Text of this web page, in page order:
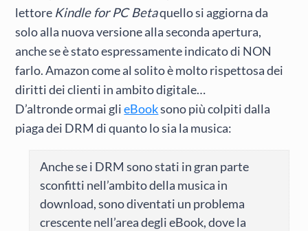
lettore Kindle for PC Betaquello si aggiorna da
solo alla nuova versione alla seconda apertura,
anche se è stato espressamente indicato di NON
farlo. Amazon come al solito è molto rispettosa dei
diritti dei clienti in ambito digitale…
D’altronde ormai glieBooksono più colpiti dalla
piaga dei DRM di quanto lo sia la musica:
Anche se i DRM sono stati in gran parte
sconfitti nell’ambito della musica in
download, sono diventati un problema
crescente nell’area degli eBook, dove la